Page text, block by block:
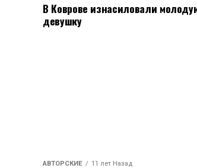
В Коврове изнасиловали
девушку
АВТОРСКИЕ 11 лет Назад